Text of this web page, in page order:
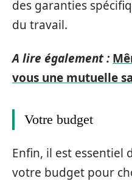
des garanties
du travail.
A lire également :
vous une mutuelle
Votre budget
Enfin, il est essentiel
votre budget pour